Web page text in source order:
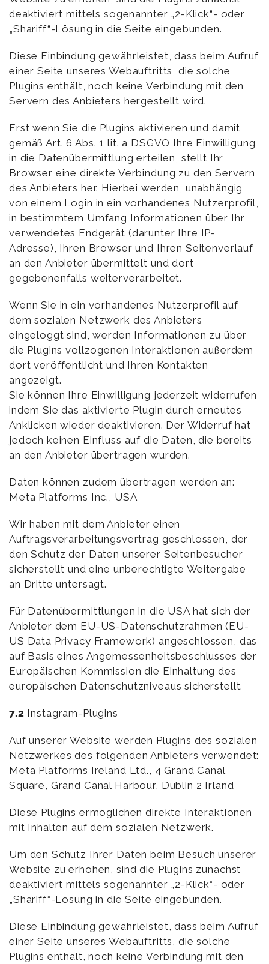
deaktiviert mittels sogenannter „2-Klick“- oder
„Shariff“-Lösung in die Seite eingebunden.
Diese Einbindung gewährleistet, dass beim Aufruf
einer Seite unseres Webauftritts, die solche
Plugins enthält, noch keine Verbindung mit den
Servern des Anbieters hergestellt wird.
Erst wenn Sie die Plugins aktivieren und damit
gemäß Art. 6 Abs. 1 lit. a DSGVO Ihre Einwilligung
in die Datenübermittlung erteilen, stellt Ihr
Browser eine direkte Verbindung zu den Servern
des Anbieters her. Hierbei werden, unabhängig
von einem Login in ein vorhandenes Nutzerprofil,
in bestimmtem Umfang Informationen über Ihr
verwendetes Endgerät (darunter Ihre IP-
Adresse), Ihren Browser und Ihren Seitenverlauf
an den Anbieter übermittelt und dort
gegebenenfalls weiterverarbeitet.
Wenn Sie in ein vorhandenes Nutzerprofil auf
dem sozialen Netzwerk des Anbieters
eingeloggt sind, werden Informationen zu über
die Plugins vollzogenen Interaktionen außerdem
dort veröffentlicht und Ihren Kontakten
angezeigt.
Sie können Ihre Einwilligung jederzeit widerrufen
indem Sie das aktivierte Plugin durch erneutes
Anklicken wieder deaktivieren. Der Widerruf hat
jedoch keinen Einfluss auf die Daten, die bereits
an den Anbieter übertragen wurden.
Daten können zudem übertragen werden an:
Meta Platforms Inc., USA
Wir haben mit dem Anbieter einen
Auftragsverarbeitungsvertrag geschlossen, der
den Schutz der Daten unserer Seitenbesucher
sicherstellt und eine unberechtigte Weitergabe
an Dritte untersagt.
Für Datenübermittlungen in die USA hat sich der
Anbieter dem EU-US-Datenschutzrahmen (EU-
US Data Privacy Framework) angeschlossen, das
auf Basis eines Angemessenheitsbeschlusses der
Europäischen Kommission die Einhaltung des
europäischen Datenschutzniveaus sicherstellt.
7.2 Instagram-Plugins
Auf unserer Website werden Plugins des sozialen
Netzwerkes des folgenden Anbieters verwendet:
Meta Platforms Ireland Ltd., 4 Grand Canal
Square, Grand Canal Harbour, Dublin 2 Irland
Diese Plugins ermöglichen direkte Interaktionen
mit Inhalten auf dem sozialen Netzwerk.
Um den Schutz Ihrer Daten beim Besuch unserer
Website zu erhöhen, sind die Plugins zunächst
deaktiviert mittels sogenannter „2-Klick“- oder
„Shariff“-Lösung in die Seite eingebunden.
Diese Einbindung gewährleistet, dass beim Aufruf
einer Seite unseres Webauftritts, die solche
Plugins enthält, noch keine Verbindung mit den